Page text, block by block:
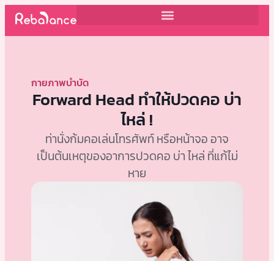
กายภาพบำบัด
Forward Head ทำให้ปวดคอ บ่า
ไหล่ !
ท่านั่งก้มคอเล่นโทรศัพท์ หรือหน้าจอ อาจ
เป็นต้นเหตุของอาการปวดคอ บ่า ไหล่ ที่แก้ไม่
หาย